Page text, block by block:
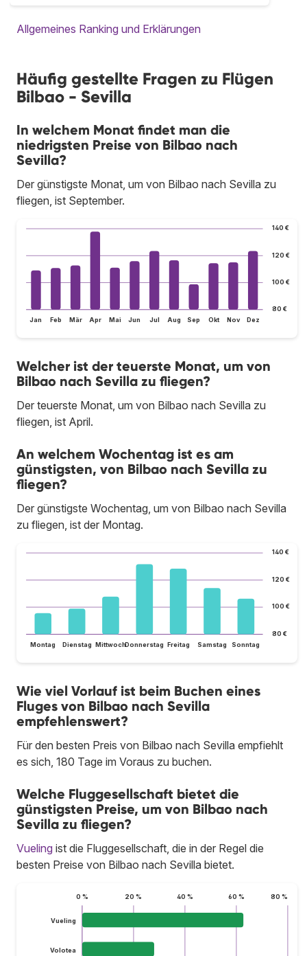
Allgemeines Ranking und Erklärungen
Häufig gestellte Fragen zu Flügen
Bilbao - Sevilla
In welchem Monat findet man die
niedrigsten Preise von Bilbao nach
Sevilla?
Der günstigste Monat, um von Bilbao nach Sevilla zu
fliegen, ist September.
80 €
100 €
120 €
140 €
Jan Feb Mär Apr Mai Jun Jul Aug Sep Okt Nov Dez
Welcher ist der teuerste Monat, um von
Bilbao nach Sevilla zu fliegen?
Der teuerste Monat, um von Bilbao nach Sevilla zu
fliegen, ist April.
An welchem Wochentag ist es am
günstigsten, von Bilbao nach Sevilla zu
fliegen?
Der günstigste Wochentag, um von Bilbao nach Sevilla
zu fliegen, ist der Montag.
80 €
100 €
120 €
140 €
Montag Dienstag MittwochDonnerstag Freitag Samstag Sonntag
Wie viel Vorlauf ist beim Buchen eines
Fluges von Bilbao nach Sevilla
empfehlenswert?
Für den besten Preis von Bilbao nach Sevilla empfiehlt
es sich, 180 Tage im Voraus zu buchen.
Welche Fluggesellschaft bietet die
günstigsten Preise, um von Bilbao nach
Sevilla zu fliegen?
Vueling ist die Fluggesellschaft, die in der Regel die
besten Preise von Bilbao nach Sevilla bietet.
0 % 20 % 40 % 60 % 80 %
Vueling
Volotea